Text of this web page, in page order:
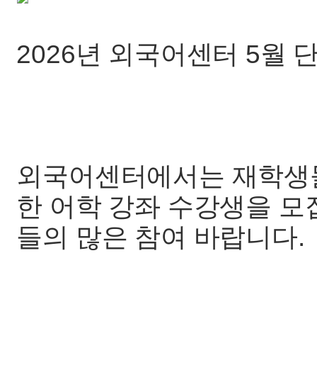
2026년 외국어센터 5월
외국어센터에서는 재학
한 어학 강좌 수강생을
들의 많은 참여 바랍니다.